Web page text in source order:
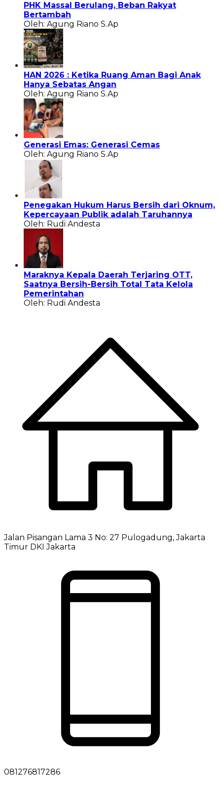
PHK Massal Berulang, Beban Rakyat
Bertambah
Oleh: Agung Riano S.Ap
HAN 2026 : Ketika Ruang Aman Bagi Anak
Hanya Sebatas Angan
Oleh: Agung Riano S.Ap
Generasi Emas: Generasi Cemas
Oleh: Agung Riano S.Ap
Penegakan Hukum Harus Bersih dari Oknum,
Kepercayaan Publik adalah Taruhannya
Oleh: Rudi Andesta
Maraknya Kepala Daerah Terjaring OTT,
Saatnya Bersih-Bersih Total Tata Kelola
Pemerintahan
Oleh: Rudi Andesta
Jalan Pisangan Lama 3 No: 27 Pulogadung, Jakarta
Timur DKI Jakarta
081276817286